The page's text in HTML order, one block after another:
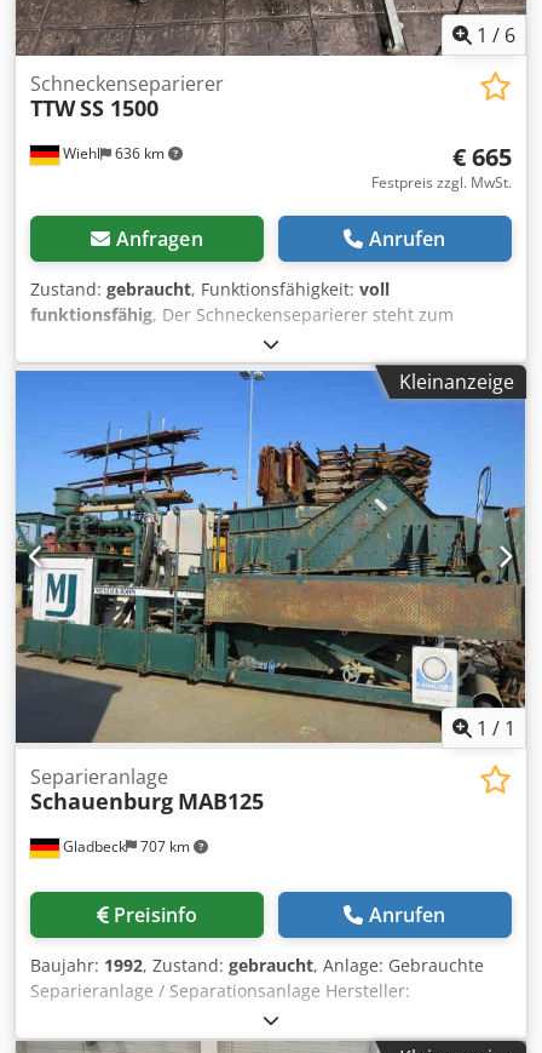
1 / 6
Wiehl 636 km
Schneckenseparierer
TTWSS 1500
€ 665
Festpreis zzgl. MwSt.
Anfragen Anrufen
Zustand: gebraucht, Funktionsfähigkeit: voll
funktionsfähig, Der Schneckenseparierer steht zum
Verkauf L: 900mm Dcjdsyg Hp Ropfx Amnjk Profil : 6mm
hoch Walzendurchmesser 100mm Geschwindigkeit ,
Kleinanzeige
1 / 1
Gladbeck 707 km
Separieranlage
Schauenburg MAB125
Preisinfo Anrufen
Baujahr: 1992, Zustand: gebraucht, Anlage: Gebrauchte
Separieranlage / Separationsanlage Hersteller:
Schauenburg Dcodjb Swr Nopfx Amnjk Typ: MAB 125
Maschinen Typ: 1130 1190 Baujahr: 1992 Leistung: 125